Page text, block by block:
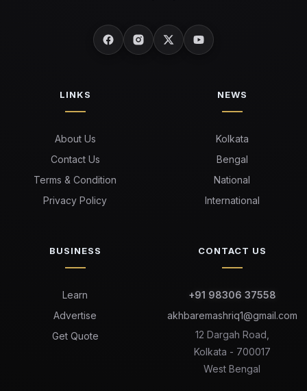
LINKS
About Us
Contact Us
Terms & Condition
Privacy Policy
NEWS
Kolkata
Bengal
National
International
BUSINESS
Learn
Advertise
Get Quote
CONTACT US
+91 98306 37558
akhbaremashriq1@gmail.com
12 Dargah Road,
Kolkata - 700017
West Bengal